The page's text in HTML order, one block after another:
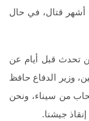
أشهر قتال، في حال
تحدث قبل أيام عن
وزير الدفاع حافظ
من سيناء، ونحن
جيشنا.